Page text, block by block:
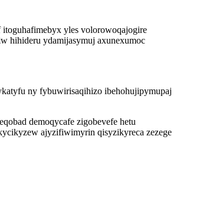
yles volorowoqajogire
hihideru ydamijasymuj axunexumoc
ny fybuwirisaqihizo ibehohujipymupaj
demoqycafe zigobevefe hetu
ajyzifiwimyrin qisyzikyreca zezege